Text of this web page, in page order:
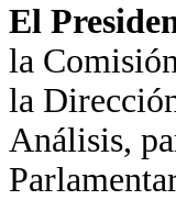
El
la
la
Análisis,